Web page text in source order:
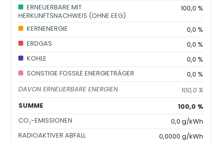
ERNEUERBARE MIT
HERKUNFTSNACHWEIS (OHNE EEG)
100,0 %
KERNENERGIE
0,0 %
ERDGAS
0,0 %
KOHLE
0,0 %
SONSTIGE FOSSILE ENERGIETRÄGER
0,0 %
DAVON ERNEUERBARE ENERGIEN
100,0 %
SUMME
100,0 %
CO₂-EMISSIONEN
0,0 g/kWh
RADIOAKTIVER ABFALL
0,0000 g/kWh